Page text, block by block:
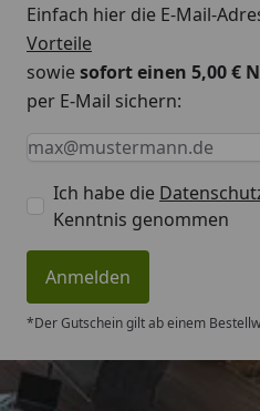
Einfach hier die E-Mail-
Vorteile
sowiesofort einen 5,00 €
per E-Mail sichern:
Keine Eingabe erforderlich
Eingabe erforderlich
E-Mail *
Ich habe die
Kenntnis genommen
Anmelden
*Der Gutschein gilt ab einem